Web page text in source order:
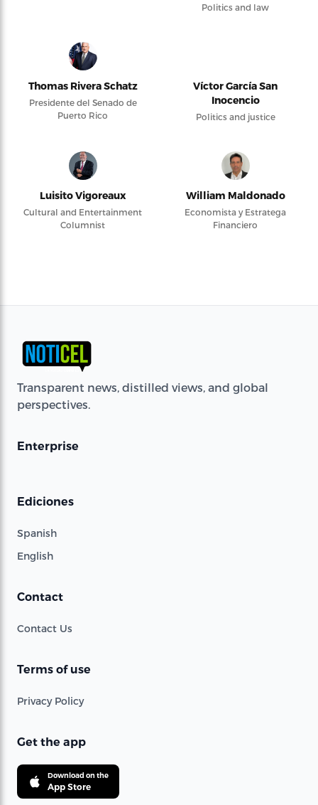
Politics and law
Thomas Rivera Schatz
Presidente del Senado de
Puerto Rico
Víctor García San
Inocencio
Politics and justice
Luisito Vigoreaux
Cultural and Entertainment
Columnist
William Maldonado
Economista y Estratega
Financiero
Transparent news, distilled views, and global
perspectives.
Enterprise
Ediciones
Spanish
English
Contact
Contact Us
Terms of use
Privacy Policy
Get the app
Download on the
App Store